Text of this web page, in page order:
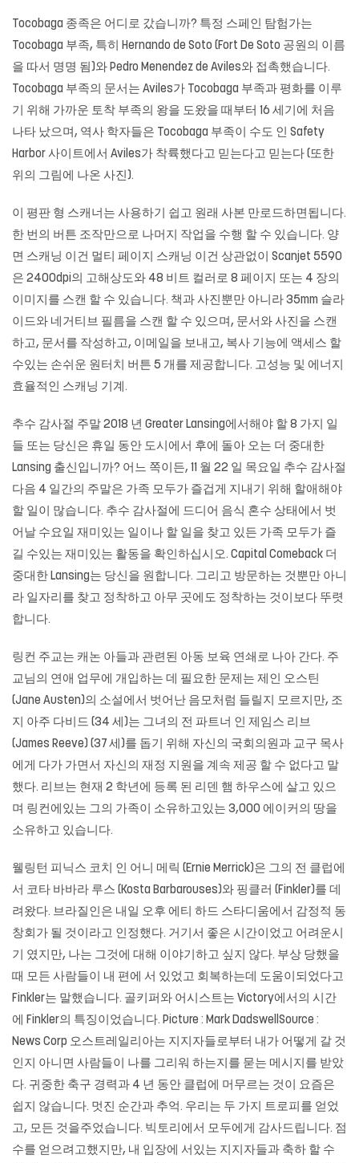
Tocobaga 종족은 어디로 갔습니까? 특정 스페인 탐험가는
Tocobaga 부족, 특히 Hernando de Soto (Fort De Soto 공원의 이름
을 따서 명명 됨)와 Pedro Menendez de Aviles와 접촉했습니다.
Tocobaga 부족의 문서는 Aviles가 Tocobaga 부족과 평화를 이루
기 위해 가까운 토착 부족의 왕을 도왔을 때부터 16 세기에 처음
나타 났으며, 역사 학자들은 Tocobaga 부족이 수도 인 Safety
Harbor 사이트에서 Aviles가 착륙했다고 믿는다고 믿는다 (또한
위의 그림에 나온 사진).
이 평판 형 스캐너는 사용하기 쉽고 원래 사본 만로드하면됩니다.
한 번의 버튼 조작만으로 나머지 작업을 수행 할 수 있습니다. 양
면 스캐닝 이건 멀티 페이지 스캐닝 이건 상관없이 Scanjet 5590
은 2400dpi의 고해상도와 48 비트 컬러로 8 페이지 또는 4 장의
이미지를 스캔 할 수 있습니다. 책과 사진뿐만 아니라 35mm 슬라
이드와 네거티브 필름을 스캔 할 수 있으며, 문서와 사진을 스캔
하고, 문서를 작성하고, 이메일을 보내고, 복사 기능에 액세스 할
수있는 손쉬운 원터치 버튼 5 개를 제공합니다. 고성능 및 에너지
효율적인 스캐닝 기계.
추수 감사절 주말 2018 년 Greater Lansing에서해야 할 8 가지 일
들 또는 당신은 휴일 동안 도시에서 후에 돌아 오는 더 중대한
Lansing 출신입니까? 어느 쪽이든, 11 월 22 일 목요일 추수 감사절
다음 4 일간의 주말은 가족 모두가 즐겁게 지내기 위해 할애해야
할 일이 많습니다. 추수 감사절에 드디어 음식 혼수 상태에서 벗
어날 수요일 재미있는 일이나 할 일을 찾고 있든 가족 모두가 즐
길 수있는 재미있는 활동을 확인하십시오. Capital Comeback 더
중대한 Lansing는 당신을 원합니다. 그리고 방문하는 것뿐만 아니
라 일자리를 찾고 정착하고 아무 곳에도 정착하는 것이보다 뚜렷
합니다.
링컨 주교는 캐논 아들과 관련된 아동 보육 연쇄로 나아 간다. 주
교님의 연애 업무에 개입하는 데 필요한 문제는 제인 오스틴
(Jane Austen)의 소설에서 벗어난 음모처럼 들릴지 모르지만, 조
지 아주 다비드 (34 세)는 그녀의 전 파트너 인 제임스 리브
(James Reeve) (37 세)를 돕기 위해 자신의 국회의원과 교구 목사
에게 다가 가면서 자신의 재정 지원을 계속 제공 할 수 없다고 말
했다. 리브는 현재 2 학년에 등록 된 리덴 햄 하우스에 살고 있으
며 링컨에있는 그의 가족이 소유하고있는 3,000 에이커의 땅을
소유하고 있습니다.
웰링턴 피닉스 코치 인 어니 메릭 (Ernie Merrick)은 그의 전 클럽에
서 코타 바바라 루스 (Kosta Barbarouses)와 핑클러 (Finkler)를 데
려왔다. 브라질인은 내일 오후 에티 하드 스타디움에서 감정적 동
창회가 될 것이라고 인정했다. 거기서 좋은 시간이었고 어려운시
기 였지만, 나는 그것에 대해 이야기하고 싶지 않다. 부상 당했을
때 모든 사람들이 내 편에 서 있었고 회복하는데 도움이되었다고
Finkler는 말했습니다. 골키퍼와 어시스트는 Victory에서의 시간
에 Finkler의 특징이었습니다. Picture : Mark DadswellSource :
News Corp 오스트레일리아는 지지자들로부터 내가 어떻게 갈 것
인지 아니면 사람들이 나를 그리워 하는지를 묻는 메시지를 받았
다. 귀중한 축구 경력과 4 년 동안 클럽에 머무르는 것이 요즘은
쉽지 않습니다. 멋진 순간과 추억. 우리는 두 가지 트로피를 얻었
고, 모든 것을주었습니다. 빅토리에서 모두에게 감사드립니다. 점
수를 얻으려고했지만, 내 입장에 서있는 지지자들과 축하 할 수